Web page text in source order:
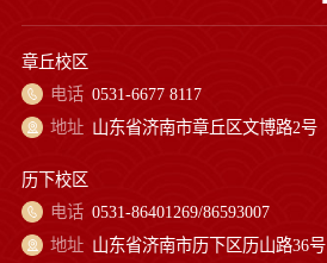
章丘校区
电话 0531-6677 8117
地址 山东省济南市章丘区文博路2号
历下校区
电话 0531-86401269/86593007
地址 山东省济南市历下区历山路36号